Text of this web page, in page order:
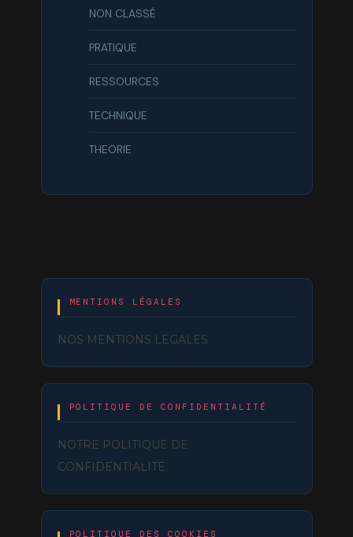
NON CLASSÉ
PRATIQUE
RESSOURCES
TECHNIQUE
THEORIE
MENTIONS LÉGALES
NOS MENTIONS LÉGALES
POLITIQUE DE CONFIDENTIALITÉ
NOTRE POLITIQUE DE
CONFIDENTIALITÉ
POLITIQUE DES COOKIES